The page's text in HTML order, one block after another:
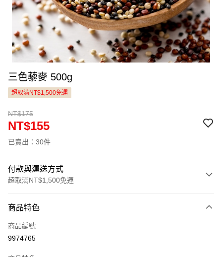
三色藜麥 500g
超取滿NT$1,500免運
NT$175
NT$155
已賣出：30件
付款與運送方式
超取滿NT$1,500免運
信用卡一次付款
LINE Pay
商品特色
商品編號
9974765